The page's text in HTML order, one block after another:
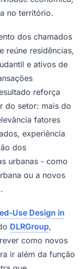
no território.
dos chamados
reúne residências,
e ativos de
reforça
do setor: mais do
fatores
experiência
dos
urbanas - como
ou a novos
Use Design in
DLRGroup,
como novos
ir além da função